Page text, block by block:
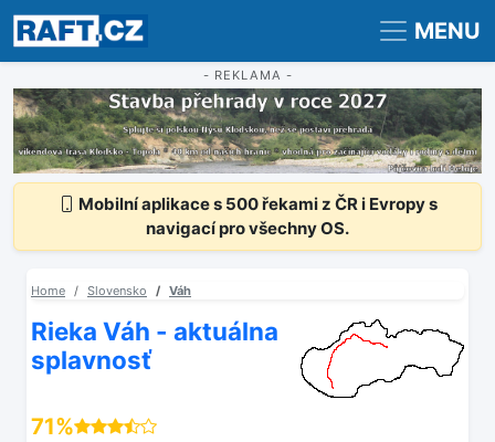
Registrace Přihlášení MENU
- REKLAMA -
Mobilní aplikace s 500 řekami z ČR i Evropy s
navigací pro všechny OS.
Home Slovensko Váh
Rieka Váh - aktuálna
splavnosť
71%